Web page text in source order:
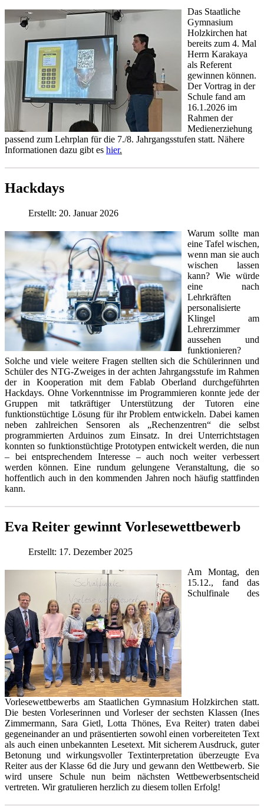
Das Staatliche
Gymnasium
Holzkirchen hat
bereits zum 4. Mal
Herrn Karakaya
als Referent
gewinnen können.
Der Vortrag in der
Schule fand am
16.1.2026 im
Rahmen der
Medienerziehung
passend zum Lehrplan für die 7./8. Jahrgangsstufen statt. Nähere
Informationen dazu gibt es hier.
Hackdays
Erstellt: 20. Januar 2026
Warum sollte man
eine Tafel wischen,
wenn man sie auch
wischen lassen
kann? Wie würde
eine nach
Lehrkräften
personalisierte
Klingel am
Lehrerzimmer
aussehen und
funktionieren?
Solche und viele weitere Fragen stellten sich die Schülerinnen und
Schüler des NTG-Zweiges in der achten Jahrgangsstufe im Rahmen
der in Kooperation mit dem Fablab Oberland durchgeführten
Hackdays. Ohne Vorkenntnisse im Programmieren konnte jede der
Gruppen mit tatkräftiger Unterstützung der Tutoren eine
funktionstüchtige Lösung für ihr Problem entwickeln. Dabei kamen
neben zahlreichen Sensoren als „Rechenzentren“ die selbst
programmierten Arduinos zum Einsatz. In drei Unterrichtstagen
konnten so funktionstüchtige Prototypen entwickelt werden, die nun
– bei entsprechendem Interesse – auch noch weiter verbessert
werden können. Eine rundum gelungene Veranstaltung, die so
hoffentlich auch in den kommenden Jahren noch häufig stattfinden
kann.
Eva Reiter gewinnt Vorlesewettbewerb
Erstellt: 17. Dezember 2025
Am Montag, den
15.12., fand das
Schulfinale des
Vorlesewettbewerbs am Staatlichen Gymnasium Holzkirchen statt.
Die besten Vorleserinnen und Vorleser der sechsten Klassen (Ines
Zimmermann, Sara Gietl, Lotta Thönes, Eva Reiter) traten dabei
gegeneinander an und präsentierten sowohl einen vorbereiteten Text
als auch einen unbekannten Lesetext. Mit sicherem Ausdruck, guter
Betonung und wirkungsvoller Textinterpretation überzeugte Eva
Reiter aus der Klasse 6d die Jury und gewann den Wettbewerb. Sie
wird unsere Schule nun beim nächsten Wettbewerbsentscheid
vertreten. Wir gratulieren herzlich zu diesem tollen Erfolg!